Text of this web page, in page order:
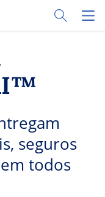
Toggle
seguros
todos